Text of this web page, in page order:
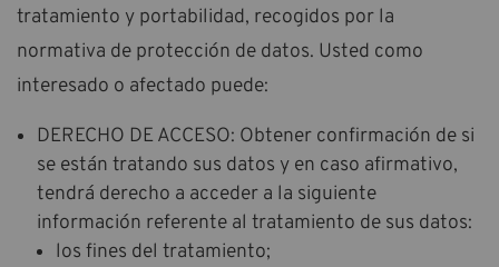
tratamiento y portabilidad, recogidos por la
normativa de protección de datos. Usted como
interesado o afectado puede:
DERECHO DE ACCESO: Obtener confirmación de si
se están tratando sus datos y en caso afirmativo,
tendrá derecho a acceder a la siguiente
información referente al tratamiento de sus datos:
los fines del tratamiento;